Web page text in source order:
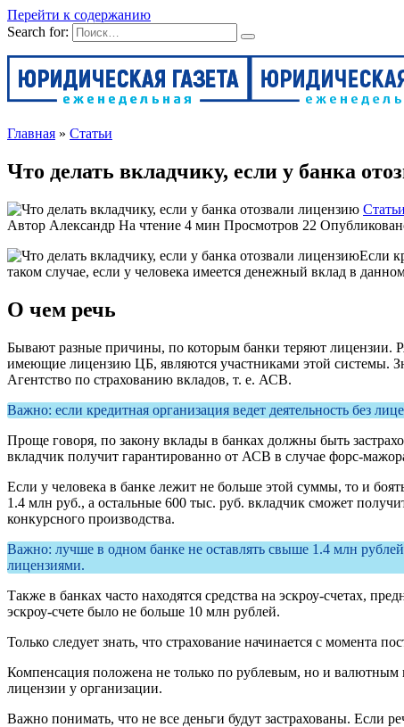
Перейти к содержанию
Search for:
Главная » Статьи
Что делать вкладчику, если у банка
Статьи
Автор Александр На чтение 4 мин Просмотров 22
Если
таком случае, если у человека имеется денежный вклад в
О чем речь
Бывают разные причины, по которым банки теряют лицензии.
имеющие лицензию ЦБ, являются участниками этой системы.
Агентство по страхованию вкладов, т. е. АСВ.
Важно: если кредитная организация ведет деятельность без
Проще говоря, по закону вклады в банках должны быть
вкладчик получит гарантированно от АСВ в случае форс-
Если у человека в банке лежит не больше этой суммы, то и
1.4 млн руб., а остальные 600 тыс. руб. вкладчик сможет
конкурсного производства.
Важно: лучше в одном банке не оставлять свыше 1.4 млн
лицензиями.
Также в банках часто находятся средства на эскроу-счетах,
эскроу-счете было не больше 10 млн рублей.
Только следует знать, что страхование начинается с момента
Компенсация положена не только по рублевым, но и валютным
лицензии у организации.
Важно понимать, что не все деньги будут застрахованы. Если